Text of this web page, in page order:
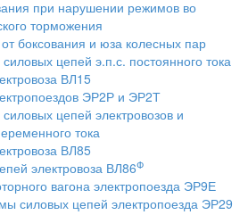
при нарушении режимов во
торможения
боксования и юза колесных пар
цепей э.п.с. постоянного тока
ВЛ15
ЭР2Р и ЭР2Т
цепей электровозов и
тока
ВЛ85
электровоза ВЛ86Ф
вагона электропоезда ЭР9Е
силовых цепей электропоезда ЭР29